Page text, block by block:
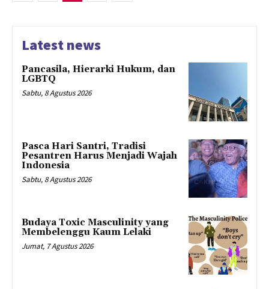
Latest news
Pancasila, Hierarki Hukum, dan
LGBTQ
Sabtu, 8 Agustus 2026
Pasca Hari Santri, Tradisi
Pesantren Harus Menjadi Wajah
Indonesia
Sabtu, 8 Agustus 2026
Budaya Toxic Masculinity yang
Membelenggu Kaum Lelaki
Jumat, 7 Agustus 2026